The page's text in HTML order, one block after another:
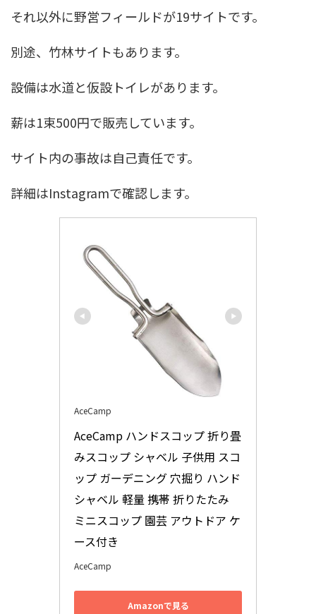
それ以外に野営フィールドが19サイトです。
別途、竹林サイトもあります。
設備は水道と仮設トイレがあります。
薪は1束500円で販売しています。
サイト内の事故は自己責任です。
詳細はInstagramで確認します。
AceCamp
AceCamp ハンドスコップ 折り畳
みスコップ シャベル 子供用 スコ
ップ ガーデニング 穴掘り ハンド
シャベル 軽量 携帯 折りたたみ
ミニスコップ 園芸 アウトドア ケ
ース付き
AceCamp
Amazonで見る